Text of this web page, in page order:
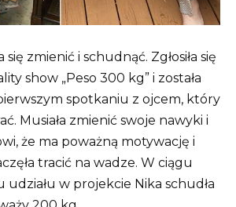
się zmienić i schudnąć. Zgłosiła się
show „Peso 300 kg” i została
spotkaniu z ojcem, który
Musiała zmienić swoje nawyki i
że ma poważną motywację i
tracić na wadze. W ciągu
w projekcie Nika schudła